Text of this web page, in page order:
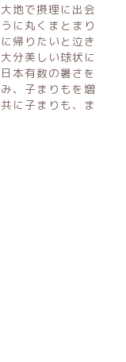
地で摂理に出会
に丸くまとまり
帰りたいと泣き
分美しい球状に
本有数の暑さを
、子まりもを増
に子まりも、ま